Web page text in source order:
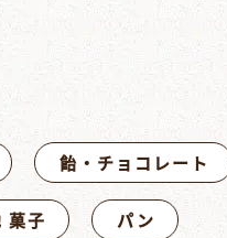
飴・チョコレート
菓子 パン